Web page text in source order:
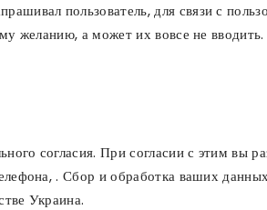
пользователь, для связи с
желанию, а может их вовсе не
согласия. При согласии с этим вы
. Сбор и обработка ваших
Украина.